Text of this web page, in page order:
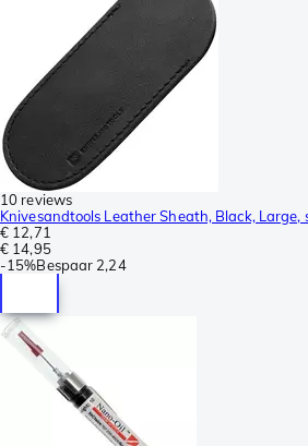
10 reviews
Knivesandtools Leather Sheath, Black, Large,
€ 12,71
€ 14,95
-15%Bespaar 2,24